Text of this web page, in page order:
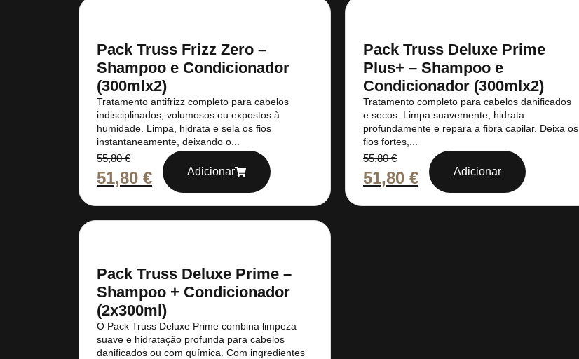
Pack Truss Frizz Zero –
Shampoo e Condicionador
(300mlx2)
Tratamento antifrizz completo para cabelos
indisciplinados, volumosos ou expostos à
humidade. Limpa, hidrata e sela os fios
instantaneamente, deixando o...
55,80€
51,80 € Adicionar
Pack Truss Deluxe Prime
Plus+ – Shampoo e
Condicionador (300mlx2)
Tratamento completo para cabelos danificados
e secos. Limpa suavemente, hidrata
profundamente e repara a fibra capilar. Deixa os
fios fortes,...
55,80€
51,80 € Adicionar
Pack Truss Deluxe Prime –
Shampoo + Condicionador
(2x300ml)
O Pack Truss Deluxe Prime combina limpeza
suave e hidratação profunda para cabelos
danificados ou com química. Com ingredientes